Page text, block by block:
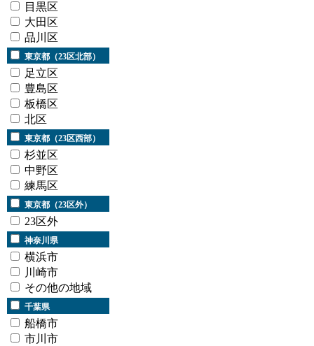
目黒区
大田区
品川区
東京都（23区北部）
足立区
豊島区
板橋区
北区
東京都（23区西部）
杉並区
中野区
練馬区
東京都（23区外）
23区外
神奈川県
横浜市
川崎市
その他の地域
千葉県
船橋市
市川市